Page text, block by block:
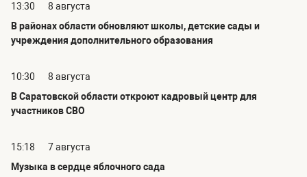
13:30
8 августа
В районах области обновляют школы, детские сады и
учреждения дополнительного образования
10:30
8 августа
В Саратовской области откроют кадровый центр для
участников СВО
15:18
7 августа
Музыка в сердце яблочного сада